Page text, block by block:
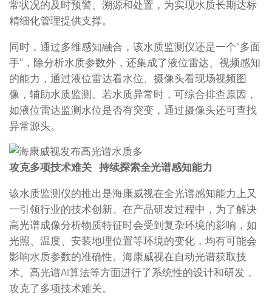
常状况的及时预警、溯源和处置，为实现水质长期达标
精细化管理提供支撑。
同时，通过多维感知融合，该水质监测仪还是一个“多面
手”，除分析水质参数外，还集成了液位雷达、视频感知
的能力，通过液位雷达看水位、摄像头看现场视频图
像，辅助水质监测。若水质异常时，可综合排查原因，
如液位雷达监测水位是否有突变，通过摄像头还可查找
异常源头。
攻克多项技术难关 持续探索全光谱感知能力
该水质监测仪的推出是海康威视在全光谱感知能力上又
一引领行业的技术创新。在产品研发过程中，为了解决
高光谱成像分析物质特征时会受到复杂环境的影响，如
光照、温度、安装地理位置等环境的变化，均有可能会
影响水质参数的准确性。海康威视在自动光谱获取技
术、高光谱AI算法等方面进行了系统性的设计和研发，
攻克了多项技术难关。